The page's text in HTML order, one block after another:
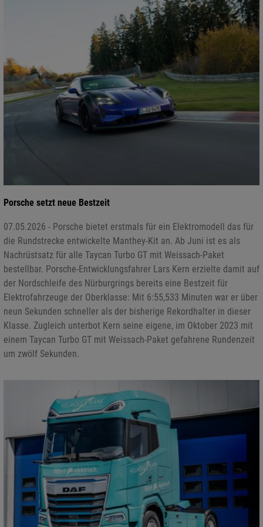
Porsche setzt neue Bestzeit
07.05.2026 - Porsche bietet erstmals für ein Elektromodell das für
die Rundstrecke entwickelte Manthey-Kit an. Ab Juni ist es als
Nachrüstsatz für alle Taycan Turbo GT mit Weissach-Paket
bestellbar. Porsche-Entwicklungsfahrer Lars Kern erzielte damit auf
der Nordschleife des Nürburgrings bereits eine Bestzeit für
Elektrofahrzeuge der Oberklasse: Mit 6:55,533 Minuten war er über
neun Sekunden schneller als der bisherige Rekordhalter in dieser
Klasse. Zugleich unterbot Kern seine eigene, im Oktober 2023 mit
einem Taycan Turbo GT mit Weissach-Paket gefahrene Rundenzeit
um zwölf Sekunden.